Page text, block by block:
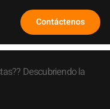
Contáctenos
Descubriendo la